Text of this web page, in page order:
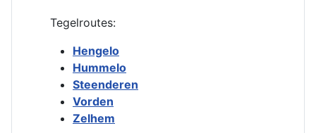
Tegelroutes:
Hengelo
Hummelo
Steenderen
Vorden
Zelhem